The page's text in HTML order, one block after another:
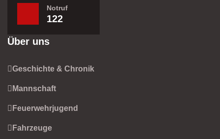
Notruf
122
Über uns
Geschichte & Chronik
Mannschaft
Feuerwehrjugend
Fahrzeuge